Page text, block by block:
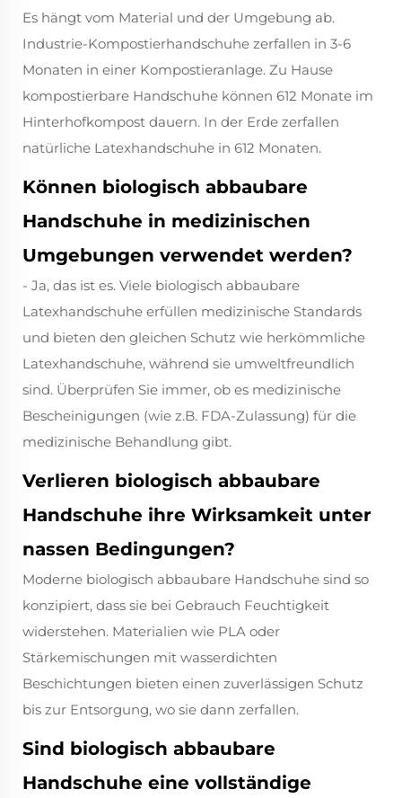
Es hängt vom Material und der Umgebung ab.
Industrie-Kompostierhandschuhe zerfallen in 3-6
Monaten in einer Kompostieranlage. Zu Hause
kompostierbare Handschuhe können 612 Monate im
Hinterhofkompost dauern. In der Erde zerfallen
natürliche Latexhandschuhe in 612 Monaten.
Können biologisch abbaubare
Handschuhe in medizinischen
Umgebungen verwendet werden?
- Ja, das ist es. Viele biologisch abbaubare
Latexhandschuhe erfüllen medizinische Standards
und bieten den gleichen Schutz wie herkömmliche
Latexhandschuhe, während sie umweltfreundlich
sind. Überprüfen Sie immer, ob es medizinische
Bescheinigungen (wie z.B. FDA-Zulassung) für die
medizinische Behandlung gibt.
Verlieren biologisch abbaubare
Handschuhe ihre Wirksamkeit unter
nassen Bedingungen?
Moderne biologisch abbaubare Handschuhe sind so
konzipiert, dass sie bei Gebrauch Feuchtigkeit
widerstehen. Materialien wie PLA oder
Stärkemischungen mit wasserdichten
Beschichtungen bieten einen zuverlässigen Schutz
bis zur Entsorgung, wo sie dann zerfallen.
Sind biologisch abbaubare
Handschuhe eine vollständige